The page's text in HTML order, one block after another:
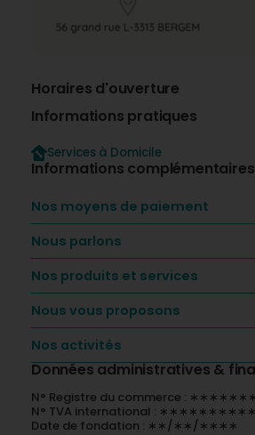
Horaires d'ouverture
Informations pratiques
Services à Domicile
Informations complémentaires
Nos moyens de paiement
Nous parlons
Nos produits et services
Nous vous proposons
Nos activités
Données administratives &
N° Registre du commerce : ∗∗∗∗∗∗∗
N° TVA international : ∗∗∗∗∗∗∗∗∗∗
Date de fondation : ∗∗/∗∗/∗∗∗∗